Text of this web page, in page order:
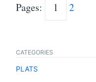
Pages: 1 2
CATEGORIES
PLATS